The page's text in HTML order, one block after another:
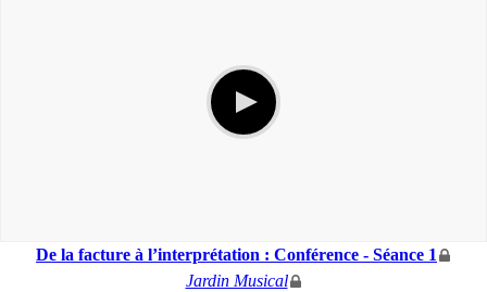
De la facture à l’interprétation : Conférence - Séance 1
Jardin Musical